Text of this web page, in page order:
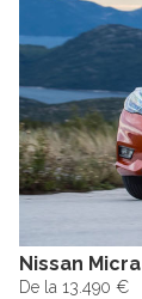
Nissan Micra
De la 13.490 €